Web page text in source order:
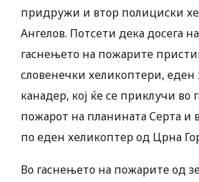
придружи и втор полициски
Ангелов. Потсети дека досега
гаснењето на пожарите
словенечки хеликоптери, еден
канадер, кој ќе се приклучи во
пожарот на планината Серта и
по еден хеликоптер од Црна
Во гаснењето на пожарите од